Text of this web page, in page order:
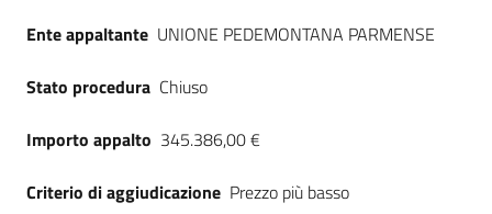
Ente appaltante UNIONE PEDEMONTANA PARMENSE
Stato procedura Chiuso
Importo appalto 345.386,00 €
Criterio di aggiudicazione Prezzo più basso